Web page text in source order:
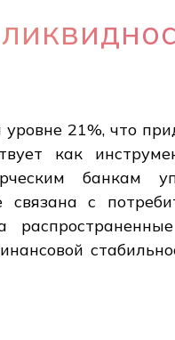
21%, что
как
банкам
с